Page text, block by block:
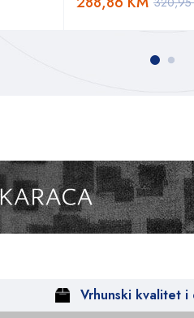
Vrhunski kvalitet